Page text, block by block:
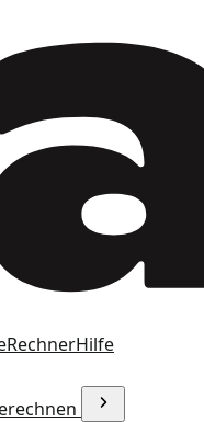
RechnerHilfe